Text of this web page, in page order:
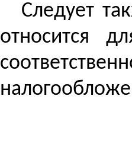
Следует
относится